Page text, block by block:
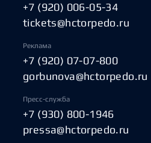
+7 (920) 006-05-34
tickets@hctorpedo.ru
Реклама
+7 (920) 07-07-800
gorbunova@hctorpedo.ru
Пресс-служба
+7 (930) 800-1946
pressa@hctorpedo.ru